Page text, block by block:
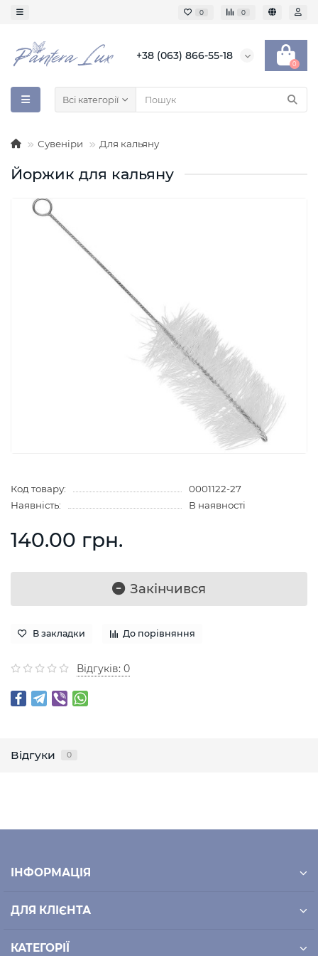
0 0
+38 (063) 866-55-18
0
Всі категорії
Сувеніри Для кальяну
Йоржик для кальяну
Код товару:
0001122-27
Наявність:
В наявності
140.00 грн.
Закінчився
В закладки До порівняння
Відгуків: 0
Відгуки 0
ІНФОРМАЦІЯ
ДЛЯ КЛІЄНТА
КАТЕГОРІЇ